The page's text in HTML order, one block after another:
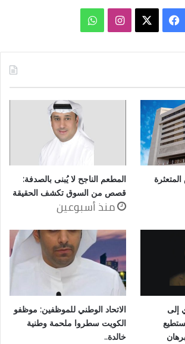
فيسبوك انستقرامواتساب
المطعم الناجح لا يُبنى بالصدفة:
قصص من السوق تكشف الحقيقة
منذ أسبوعين
إلى
الاتحاد الوطني للموظفين: موظفو
الكويت سطروا ملحمة وطنية
خالدة..